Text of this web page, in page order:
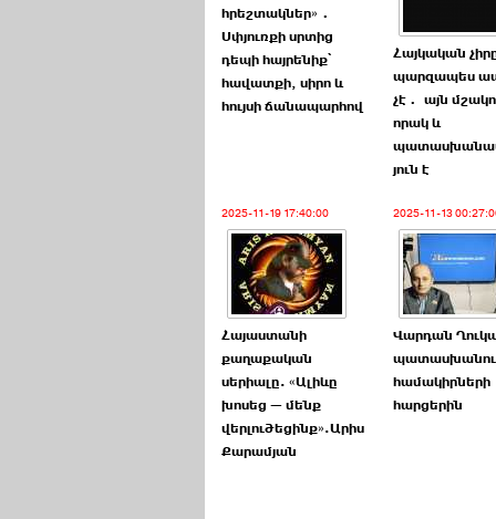
հրեշտակներ»․
Սփյուռքի սրտից
դեպի հայրենիք՝
հավատքի, սիրո և
հույսի ճանապարհով
Հայկական
պարզապես
չէ․ այն
որակ և
յուն է
2025-11-19 17:40:00
Հայաստանի
քաղաքական
սերիալը. «Ալիևը
խոսեց — մենք
վերլուծեցինք».Արիս
Քարամյան
2025-11-13
Վարդան
համակիրների
հարցերին